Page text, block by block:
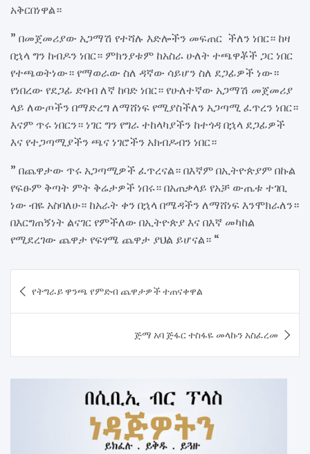
አቅርበነዋል።
” በመጀመሪያው አጋማሽ የተሻሉ እድሎችን መፍጠር ችለን ነበር። ከዛ
በኋላ ግን ከብዶን ነበር። ምክንያቱም ከአስራ ሁለት ተጫዋቾች ጋር ነበር
የተጫወትነው። የማወራው ስለ ዳኛው ሳይሆን ስለ ደጋፊዎች ነው።
የነበረው የደጋፊ ድባብ ለኛ ከባድ ነበር። የሁለተኛው አጋማሽ መጀመሪያ
ላይ ለውጦችን በማድረግ ለማሸነፍ የሚያስችለን አጋጣሚ ፈጥረን ነበር።
እናም ጥሩ ነበርን። ነገር ግን የግራ ተከላካያችን ከተጎዳ በኋላ ደጋፊዎች
እና የተጋጣሚያችን ጫና ነገሮችን አክብዶብን ነበር።
” በጨዋታው ጥሩ አጋጣሚዎች ፈጥረናል። በእኛም በኢትዮጵያም በኩል
የፍፁም ቅጣት ምት ቅሬታዎች ነበሩ። በአጠቃላይ የአቻ ውጤቱ ተገቢ
ነው ብዬ አስባለሁ። ከአራት ቀን በኋላ በሜዳችን ለማሸነፍ እንሞክራለን።
በእርግጠኝነት ልናገር የምችለው በኢትዮጵያ እና በእኛ መካከል
የሚደረገው ጨዋታ የፍፃሜ ጨዋታ ያህል ይሆናል። “
navigation
የትግራይ ዋንጫ የምድብ ጨዋታዎች ተጠናቀዋል
ጅማ አባ ጅፋር ተስፋዬ መላኩን አስፈረመ